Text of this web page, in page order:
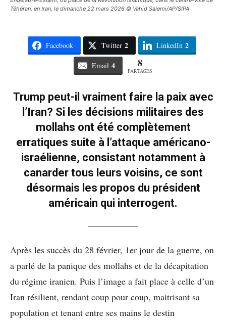
Téhéran, en Iran, le dimanche 22 mars 2026 © Vahid Salemi/AP/SIPA
Facebook Twitter 2 LinkedIn 2
Email 4 8
PARTAGES
Trump peut-il vraiment faire la paix avec
l’Iran? Si les décisions militaires des
mollahs ont été complètement
erratiques suite à l’attaque américano-
israélienne, consistant notamment à
canarder tous leurs voisins, ce sont
désormais les propos du président
américain qui interrogent.
Après les succès du 28 février, 1er jour de la guerre, on
a parlé de la panique des mollahs et de la décapitation
du régime iranien. Puis l’image a fait place à celle d’un
Iran résilient, rendant coup pour coup, maitrisant sa
population et tenant entre ses mains le destin